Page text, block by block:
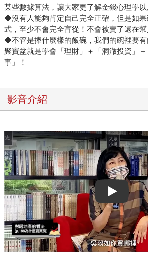
某些數據算法，讓大家更了解金錢心理學以
◆沒有人能夠肯定自己完全正確，但是如
式，至少不會完全盲從！不會被賣了還在幫
◆不管是捧什麼樣的飯碗，我們的碗裡要有
聚寶盆就是學會「理財」＋「洞澈投資」
事」！
影音介紹
Play video